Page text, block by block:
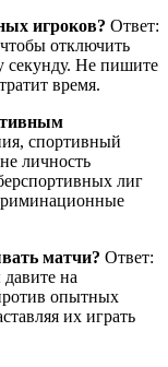
игроков? Ответ:
отключить
секунду. Не пишите
время.
спортивный
личность
лиг
матчи? Ответ:
на
опытных
их играть